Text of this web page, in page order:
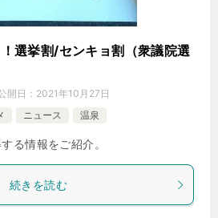
選挙割/センキョ割（衆議院選
開日： 2021年10月27日
ニュース 温泉
る情報をご紹介。
続きを読む